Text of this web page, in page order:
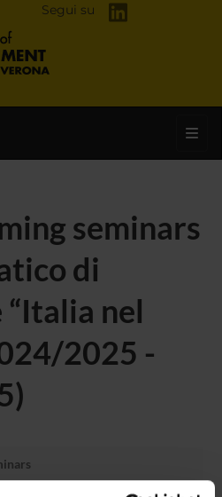
Segui su
seminars
di
nel
2025 -